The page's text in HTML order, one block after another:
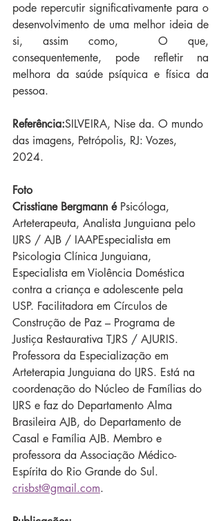
pode repercutir significativamente para o
desenvolvimento de uma melhor ideia de
si, assim como,  O que,
consequentemente, pode refletir na
melhora da saúde psíquica e física da
pessoa.
Referência:SILVEIRA, Nise da. O mundo
das imagens, Petrópolis, RJ: Vozes,
2024.
Foto
Crisstiane Bergmann é Psicóloga,
Arteterapeuta, Analista Junguiana pelo
IJRS / AJB / IAAPEspecialista em
Psicologia Clínica Junguiana,
Especialista em Violência Doméstica
contra a criança e adolescente pela
USP. Facilitadora em Círculos de
Construção de Paz – Programa de
Justiça Restaurativa TJRS / AJURIS.
Professora da Especialização em
Arteterapia Junguiana do IJRS. Está na
coordenação do Núcleo de Famílias do
IJRS e faz do Departamento Alma
Brasileira AJB, do Departamento de
Casal e Família AJB. Membro e
professora da Associação Médico-
Espírita do Rio Grande do Sul.
crisbst@gmail.com.